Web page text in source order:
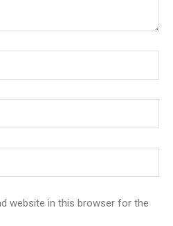
website in this browser for the